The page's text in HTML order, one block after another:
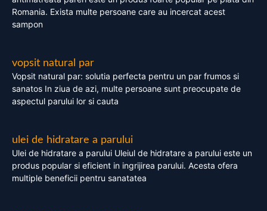
Romania. Exista multe persoane care au incercat acest
sampon
vopsit natural par
Vopsit natural par: solutia perfecta pentru un par frumos si
sanatos In ziua de azi, multe persoane sunt preocupate de
aspectul parului lor si cauta
ulei de hidratare a parului
Ulei de hidratare a parului Uleiul de hidratare a parului este un
produs popular si eficient in ingrijirea parului. Acesta ofera
multiple beneficii pentru sanatatea